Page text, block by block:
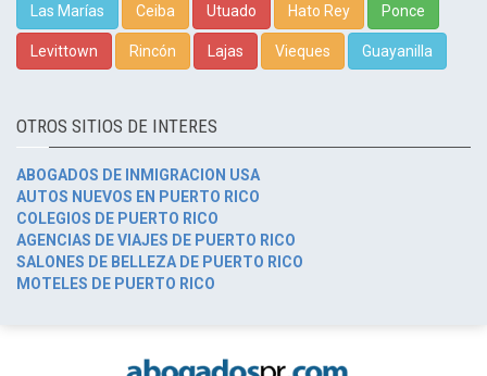
Las Marías Ceiba Utuado Hato Rey Ponce
Levittown Rincón Lajas Vieques Guayanilla
OTROS SITIOS DE INTERES
ABOGADOS DE INMIGRACION USA
AUTOS NUEVOS EN PUERTO RICO
COLEGIOS DE PUERTO RICO
AGENCIAS DE VIAJES DE PUERTO RICO
SALONES DE BELLEZA DE PUERTO RICO
MOTELES DE PUERTO RICO